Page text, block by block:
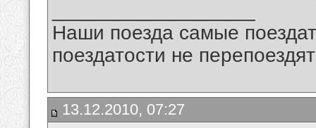
Наши поезда самые
поездатости не
13.12.2010, 07:27